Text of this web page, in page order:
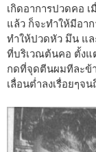
เกิดอาการปวดคอ เ
แล้ว ก็จะทำให้มีอาก
ทำให้ปวดหัว มึน แล
ที่บริเวณต้นคอ ตั้งแ
กดที่จุดตีนผมทีละข้
เลื่อนต่ำลงเรื่อยๆจ